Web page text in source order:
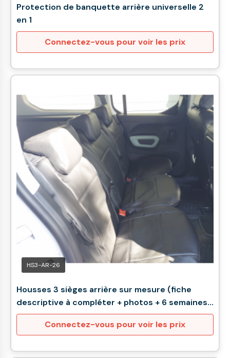
Protection de banquette arrière universelle 2
en 1
Connectez-vous pour voir les prix
HS3-AR-26
Housses 3 sièges arrière sur mesure (fiche
descriptive à compléter + photos + 6 semaines
de délai)
Connectez-vous pour voir les prix